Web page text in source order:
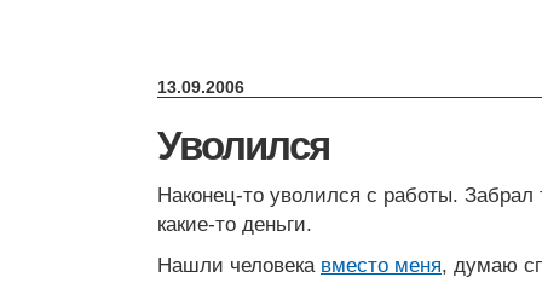
13.09.2006
Уволился
Наконец-то уволился с работы. Забрал
какие-то деньги.
Нашли человека вместо меня, думаю